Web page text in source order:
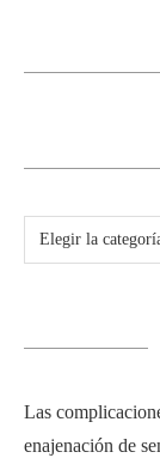
Las
enajenación de